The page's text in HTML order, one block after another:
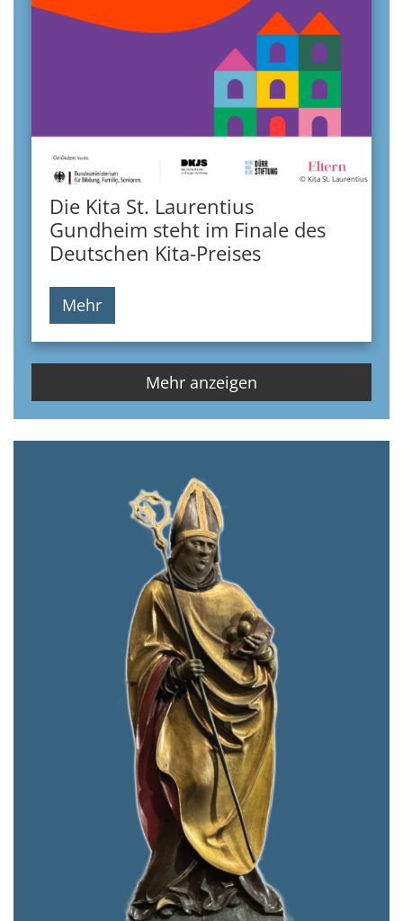
© Kita St. Laurentius
Die Kita St. Laurentius
Gundheim steht im Finale des
Deutschen Kita-Preises
Mehr
Mehr anzeigen